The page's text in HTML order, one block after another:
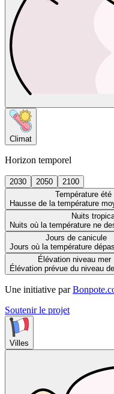
Climat
Horizon temporel
2030 2050
2100
Température été
Hausse de la température
Nuits
Nuits où la température ne
Jours de canicule
Jours où la température
Élévation niveau mer
Élévation prévue du niveau
Une initiative par
Soutenir le projet
Villes